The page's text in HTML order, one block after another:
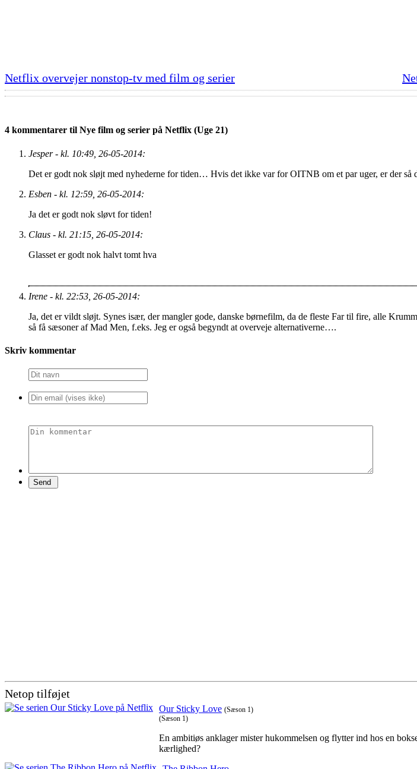
Netflix overvejer nonstop-tv med film og serier
4 kommentarer til Nye film og serier på Netflix (Uge 21)
Jesper - kl. 10:49, 26-05-2014:
Det er godt nok sløjt med nyhederne for tiden… Hvis det ikke var for OITNB om et par uger, er der så
Esben - kl. 12:59, 26-05-2014:
Ja det er godt nok sløvt for tiden!
Claus - kl. 21:15, 26-05-2014:
Glasset er godt nok halvt tomt hva
Irene - kl. 22:53, 26-05-2014:
Ja, det er vildt sløjt. Synes især, der mangler gode, danske børnefilm, da de fleste Far til fire, alle
så få sæsoner af Mad Men, f.eks. Jeg er også begyndt at overveje alternativerne….
Skriv kommentar
Netop tilføjet
Our Sticky Love (Sæson 1)
(Sæson 1)
En ambitiøs anklager mister hukommelsen og flytter ind hos en
kærlighed?